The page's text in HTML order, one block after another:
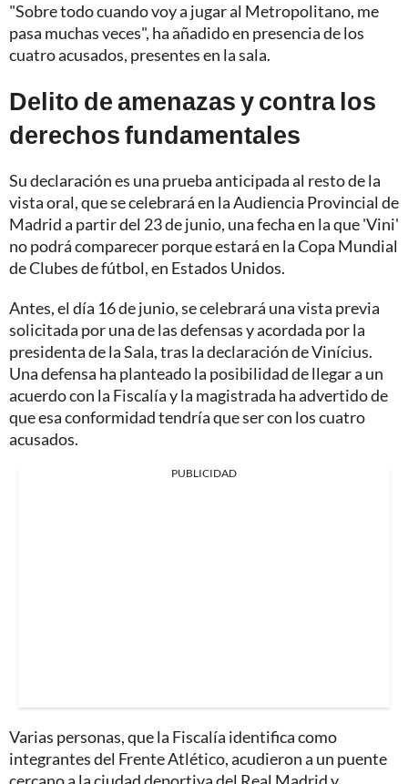
"Sobre todo cuando voy a jugar al Metropolitano, me
pasa muchas veces", ha añadido en presencia de los
cuatro acusados, presentes en la sala.
Delito de amenazas y contra los
derechos fundamentales
Su declaración es una prueba anticipada al resto de la
vista oral, que se celebrará en la Audiencia Provincial de
Madrid a partir del 23 de junio, una fecha en la que 'Vini'
no podrá comparecer porque estará en la Copa Mundial
de Clubes de fútbol, en Estados Unidos.
Antes, el día 16 de junio, se celebrará una vista previa
solicitada por una de las defensas y acordada por la
presidenta de la Sala, tras la declaración de Vinícius.
Una defensa ha planteado la posibilidad de llegar a un
acuerdo con la Fiscalía y la magistrada ha advertido de
que esa conformidad tendría que ser con los cuatro
acusados.
PUBLICIDAD
Varias personas, que la Fiscalía identifica como
integrantes del Frente Atlético, acudieron a un puente